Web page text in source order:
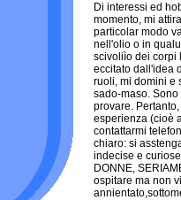
Di interessi ed
momento, mi
particolar modo
nell'olio o in
scivoliìo dei corpi
eccitato dall'idea
ruoli, mi domini e
sado-maso.
provare.
esperienza (cioè
contattarmi
chiaro: si
indecise e
DONNE,
ospitare ma non